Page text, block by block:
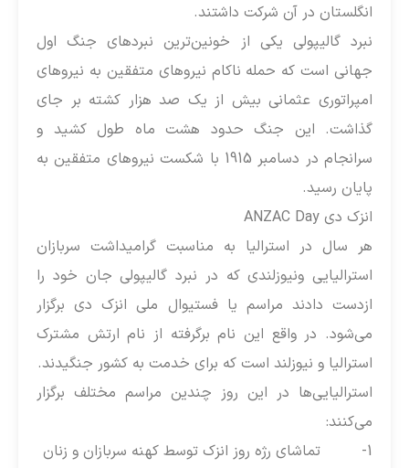
انگلستان در آن شرکت داشتند.
نبرد گالیپولی یکی از خونین‌ترین نبردهای جنگ اول
جهانی است که حمله ناکام نیروهای متفقین به نیروهای
امپراتوری عثمانی بیش از یک صد هزار کشته بر جای
گذاشت. این جنگ حدود هشت ماه طول کشید و
سرانجام در دسامبر 1915 با شکست نیروهای متفقین به
پایان رسید.
انزک دی ANZAC Day
هر سال در استرالیا به مناسبت گرامیداشت سربازان
استرالیایی ونیوزلندی که در نبرد گالیپولی جان خود را
ازدست دادند مراسم یا فستیوال ملی انزک دی برگزار
می‌شود. در واقع این نام برگرفته از نام ارتش مشترک
استرالیا و نیوزلند است که برای خدمت به کشور جنگیدند.
استرالیایی‌ها در این روز چندین مراسم مختلف برگزار
می‌کنند:
1- تماشای رژه روز انزک توسط کهنه سربازان و زنان